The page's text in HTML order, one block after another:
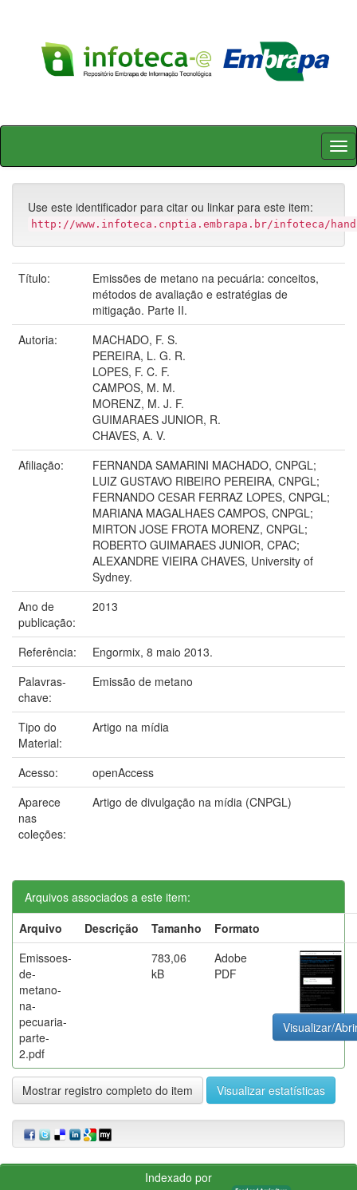
Skip
Use este identificador para citar ou linkar para este item:
http://www.infoteca.cnptia.embrapa.br/infoteca/
Título:
Emissões de metano na pecuária: conceitos,
métodos de avaliação e estratégias de
mitigação. Parte II.
Autoria:
MACHADO, F. S.
PEREIRA, L. G. R.
LOPES, F. C. F.
CAMPOS, M. M.
MORENZ, M. J. F.
GUIMARAES JUNIOR, R.
CHAVES, A. V.
Afiliação:
FERNANDA SAMARINI MACHADO, CNPGL;
LUIZ GUSTAVO RIBEIRO PEREIRA, CNPGL;
FERNANDO CESAR FERRAZ LOPES, CNPGL;
MARIANA MAGALHAES CAMPOS, CNPGL;
MIRTON JOSE FROTA MORENZ, CNPGL;
ROBERTO GUIMARAES JUNIOR, CPAC;
ALEXANDRE VIEIRA CHAVES, University of
Sydney.
Ano de
publicação:
2013
Referência:
Engormix, 8 maio 2013.
Palavras-
chave:
Emissão de metano
Tipo do
Material:
Artigo na mídia
Acesso:
openAccess
Aparece
nas
coleções:
Artigo de divulgação na mídia (CNPGL)
Arquivos associados a este item:
Arquivo
Descrição Tamanho
Formato
Emissoes-
de-
metano-
na-
pecuaria-
parte-
2.pdf
783,06
kB
Adobe
PDF
Visualizar/
Mostrar registro completo do item Visualizar estatísticas
Indexado por